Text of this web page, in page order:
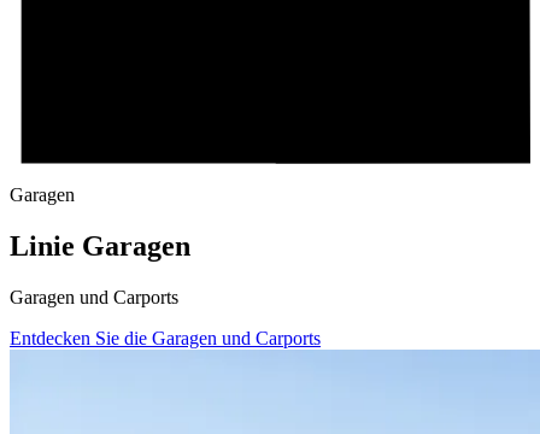
Garagen
Linie Garagen
Garagen und Carports
Entdecken Sie die Garagen und Carports